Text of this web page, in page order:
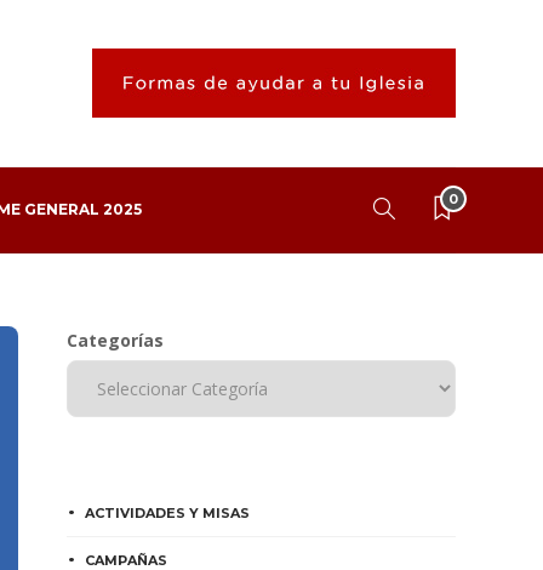
GENERAL 2025
0
Categorías
ACTIVIDADES Y MISAS
CAMPAÑAS